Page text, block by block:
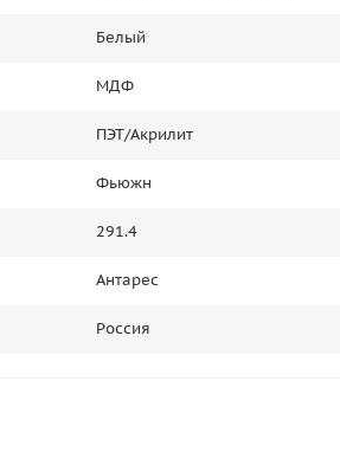
Белый
МДФ
ПЭТ/Акрилит
Фьюжн
291.4
Антарес
Россия